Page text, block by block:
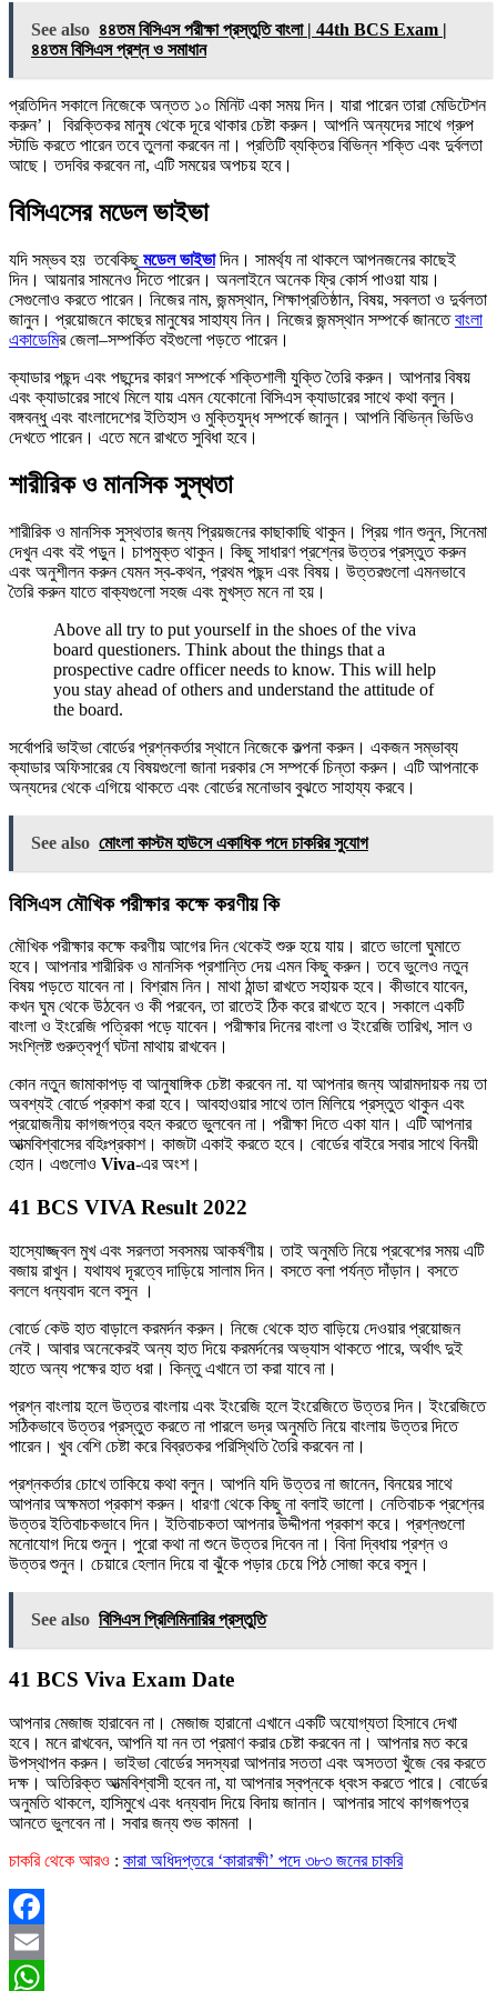
See also ৪৪তম বিসিএস পরীক্ষা প্রস্তুতি বাংলা | 44th BCS Exam |
৪৪তম বিসিএস প্রশ্ন ও সমাধান
প্রতিদিন সকালে নিজেকে অন্তত ১০ মিনিট একা সময় দিন। যারা পারেন তারা মেডিটেশন
করুন’। বিরক্তিকর মানুষ থেকে দূরে থাকার চেষ্টা করুন। আপনি অন্যদের সাথে গ্রুপ
স্টাডি করতে পারেন তবে তুলনা করবেন না। প্রতিটি ব্যক্তির বিভিন্ন শক্তি এবং দুর্বলতা
আছে। তদবির করবেন না, এটি সময়ের অপচয় হবে।
বিসিএসের মডেল ভাইভা
যদি সম্ভব হয় তবেকিছুমডেল ভাইভাদিন। সামর্থ্য না থাকলে আপনজনের কাছেই
দিন। আয়নার সামনেও দিতে পারেন। অনলাইনে অনেক ফ্রি কোর্স পাওয়া যায়।
সেগুলোও করতে পারেন। নিজের নাম, জন্মস্থান, শিক্ষাপ্রতিষ্ঠান, বিষয়, সবলতা ও দুর্বলতা
জানুন। প্রয়োজনে কাছের মানুষের সাহায্য নিন। নিজের জন্মস্থান সম্পর্কে জানতেবাংলা
একাডেমির জেলা–সম্পর্কিত বইগুলো পড়তে পারেন।
ক্যাডার পছন্দ এবং পছন্দের কারণ সম্পর্কে শক্তিশালী যুক্তি তৈরি করুন। আপনার বিষয়
এবং ক্যাডারের সাথে মিলে যায় এমন যেকোনো বিসিএস ক্যাডারের সাথে কথা বলুন।
বঙ্গবন্ধু এবং বাংলাদেশের ইতিহাস ও মুক্তিযুদ্ধ সম্পর্কে জানুন। আপনি বিভিন্ন ভিডিও
দেখতে পারেন। এতে মনে রাখতে সুবিধা হবে।
শারীরিক ও মানসিক সুস্থতা
শারীরিক ও মানসিক সুস্থতার জন্য প্রিয়জনের কাছাকাছি থাকুন। প্রিয় গান শুনুন, সিনেমা
দেখুন এবং বই পড়ুন। চাপমুক্ত থাকুন। কিছু সাধারণ প্রশ্নের উত্তর প্রস্তুত করুন
এবং অনুশীলন করুন যেমন স্ব-কথন, প্রথম পছন্দ এবং বিষয়। উত্তরগুলো এমনভাবে
তৈরি করুন যাতে বাক্যগুলো সহজ এবং মুখস্ত মনে না হয়।
Above all try to put yourself in the shoes of the viva
board questioners. Think about the things that a
prospective cadre officer needs to know. This will help
you stay ahead of others and understand the attitude of
the board.
সর্বোপরি ভাইভা বোর্ডের প্রশ্নকর্তার স্থানে নিজেকে কল্পনা করুন। একজন সম্ভাব্য
ক্যাডার অফিসারের যে বিষয়গুলো জানা দরকার সে সম্পর্কে চিন্তা করুন। এটি আপনাকে
অন্যদের থেকে এগিয়ে থাকতে এবং বোর্ডের মনোভাব বুঝতে সাহায্য করবে।
See also মোংলা কাস্টম হাউসে একাধিক পদে চাকরির সুযোগ
বিসিএস মৌখিক পরীক্ষার কক্ষে করণীয় কি
মৌখিক পরীক্ষার কক্ষে করণীয় আগের দিন থেকেই শুরু হয়ে যায়। রাতে ভালো ঘুমাতে
হবে। আপনার শারীরিক ও মানসিক প্রশান্তি দেয় এমন কিছু করুন। তবে ভুলেও নতুন
বিষয় পড়তে যাবেন না। বিশ্রাম নিন। মাথা ঠান্ডা রাখতে সহায়ক হবে। কীভাবে যাবেন,
কখন ঘুম থেকে উঠবেন ও কী পরবেন, তা রাতেই ঠিক করে রাখতে হবে। সকালে একটি
বাংলা ও ইংরেজি পত্রিকা পড়ে যাবেন। পরীক্ষার দিনের বাংলা ও ইংরেজি তারিখ, সাল ও
সংশ্লিষ্ট গুরুত্বপূর্ণ ঘটনা মাথায় রাখবেন।
কোন নতুন জামাকাপড় বা আনুষাঙ্গিক চেষ্টা করবেন না. যা আপনার জন্য আরামদায়ক নয় তা
অবশ্যই বোর্ডে প্রকাশ করা হবে। আবহাওয়ার সাথে তাল মিলিয়ে প্রস্তুত থাকুন এবং
প্রয়োজনীয় কাগজপত্র বহন করতে ভুলবেন না। পরীক্ষা দিতে একা যান। এটি আপনার
আত্মবিশ্বাসের বহিঃপ্রকাশ। কাজটা একাই করতে হবে। বোর্ডের বাইরে সবার সাথে বিনয়ী
হোন। এগুলোও Viva-এর অংশ।
41 BCS VIVA Result 2022
হাস্যোজ্জ্বল মুখ এবং সরলতা সবসময় আকর্ষণীয়। তাই অনুমতি নিয়ে প্রবেশের সময় এটি
বজায় রাখুন। যথাযথ দূরত্বে দাড়িয়ে সালাম দিন। বসতে বলা পর্যন্ত দাঁড়ান। বসতে
বললে ধন্যবাদ বলে বসুন ।
বোর্ডে কেউ হাত বাড়ালে করমর্দন করুন। নিজে থেকে হাত বাড়িয়ে দেওয়ার প্রয়োজন
নেই। আবার অনেকেরই অন্য হাত দিয়ে করমর্দনের অভ্যাস থাকতে পারে, অর্থাৎ দুই
হাতে অন্য পক্ষের হাত ধরা। কিন্তু এখানে তা করা যাবে না।
প্রশ্ন বাংলায় হলে উত্তর বাংলায় এবং ইংরেজি হলে ইংরেজিতে উত্তর দিন। ইংরেজিতে
সঠিকভাবে উত্তর প্রস্তুত করতে না পারলে ভদ্র অনুমতি নিয়ে বাংলায় উত্তর দিতে
পারেন। খুব বেশি চেষ্টা করে বিব্রতকর পরিস্থিতি তৈরি করবেন না।
প্রশ্নকর্তার চোখে তাকিয়ে কথা বলুন। আপনি যদি উত্তর না জানেন, বিনয়ের সাথে
আপনার অক্ষমতা প্রকাশ করুন। ধারণা থেকে কিছু না বলাই ভালো। নেতিবাচক প্রশ্নের
উত্তর ইতিবাচকভাবে দিন। ইতিবাচকতা আপনার উদ্দীপনা প্রকাশ করে। প্রশ্নগুলো
মনোযোগ দিয়ে শুনুন। পুরো কথা না শুনে উত্তর দিবেন না। বিনা দ্বিধায় প্রশ্ন ও
উত্তর শুনুন। চেয়ারে হেলান দিয়ে বা ঝুঁকে পড়ার চেয়ে পিঠ সোজা করে বসুন।
See also বিসিএস প্রিলিমিনারির প্রস্তুতি
41 BCS Viva Exam Date
আপনার মেজাজ হারাবেন না। মেজাজ হারানো এখানে একটি অযোগ্যতা হিসাবে দেখা
হবে। মনে রাখবেন, আপনি যা নন তা প্রমাণ করার চেষ্টা করবেন না। আপনার মত করে
উপস্থাপন করুন। ভাইভা বোর্ডের সদস্যরা আপনার সততা এবং অসততা খুঁজে বের করতে
দক্ষ। অতিরিক্ত আত্মবিশ্বাসী হবেন না, যা আপনার স্বপ্নকে ধ্বংস করতে পারে। বোর্ডের
অনুমতি থাকলে, হাসিমুখে এবং ধন্যবাদ দিয়ে বিদায় জানান। আপনার সাথে কাগজপত্র
আনতে ভুলবেন না। সবার জন্য শুভ কামনা ।
চাকরি থেকে আরও : কারা অধিদপ্তরে ‘কারারক্ষী’ পদে ৩৮৩ জনের চাকরি
Facebook
Email